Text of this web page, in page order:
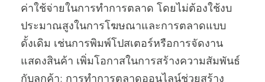
ค่าใช้จ่ายในการทำการตลาด โดยไม่ต้องใช้งบ
ประมาณสูงในการโฆษณาและการตลาดแบบ
ดั้งเดิม เช่นการพิมพ์โปสเตอร์หรือการจัดงาน
แสดงสินค้า เพิ่มโอกาสในการสร้างความสัมพันธ์
กับลูกค้า: การทำการตลาดออนไลน์ช่วยสร้าง